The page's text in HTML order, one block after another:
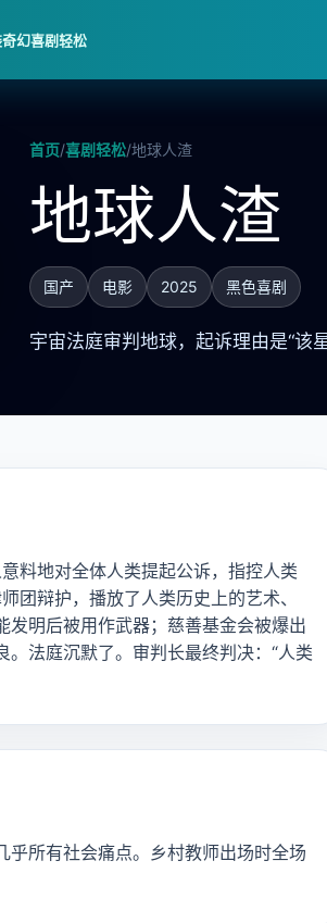
幻喜剧轻松
首页/喜剧轻松/地球人渣
地球人渣
国产 电影 2025 黑色喜剧
宇宙法庭审判地球，起诉理由是“该
料地对全体人类提起公诉，指控人类
团辩护，播放了人类历史上的艺术、
明后被用作武器；慈善基金会被爆出
法庭沉默了。审判长最终判决：“人类
所有社会痛点。乡村教师出场时全场